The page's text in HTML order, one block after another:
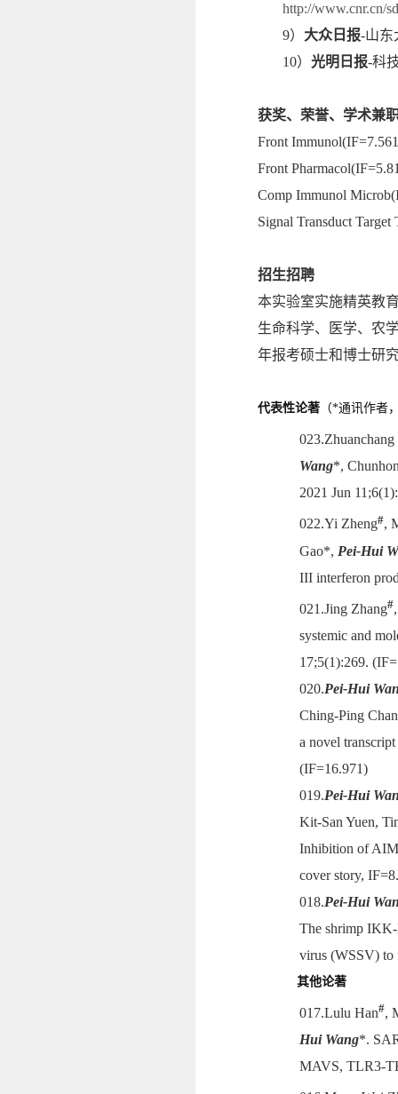
http://www.cnr.cn/
9） 大众日报-山东
10） 光明日报-科
获奖、荣誉、学术兼
Front
Front
Comp Immunol
Signal Transduct
招生招聘
本实验室实施精英教
生命科学、医学、农
年报考硕士和博士研
代表性论著 （*通讯作者
023.Zhuanchang
Wang*,
2021 Jun
022.Yi Zheng#,
Gao*, Pei-Hui
III interferon
021.Jing Zhang#
systemic and
17;5(1):269.
020.Pei-Hui
Ching-Ping
a novel
(IF=16.971)
019.Pei-Hui
Kit-San Yuen,
Inhibition of
cover story,
018.Pei-Hui
The shrimp IKK-
virus (WSSV) to
其他论著
017.Lulu Han#,
Hui Wang*.
MAVS, TLR3-